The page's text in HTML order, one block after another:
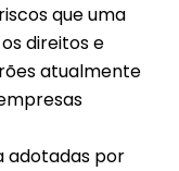
que uma
direitos e
atualmente
adotadas por